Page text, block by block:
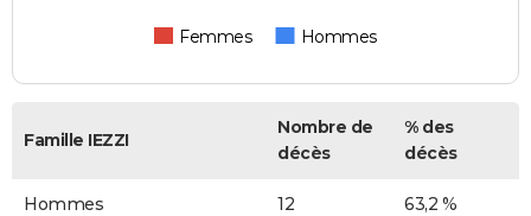
Femmes Hommes
Famille IEZZI
Nombre de
décès
% des
décès
Hommes 12 63,2 %